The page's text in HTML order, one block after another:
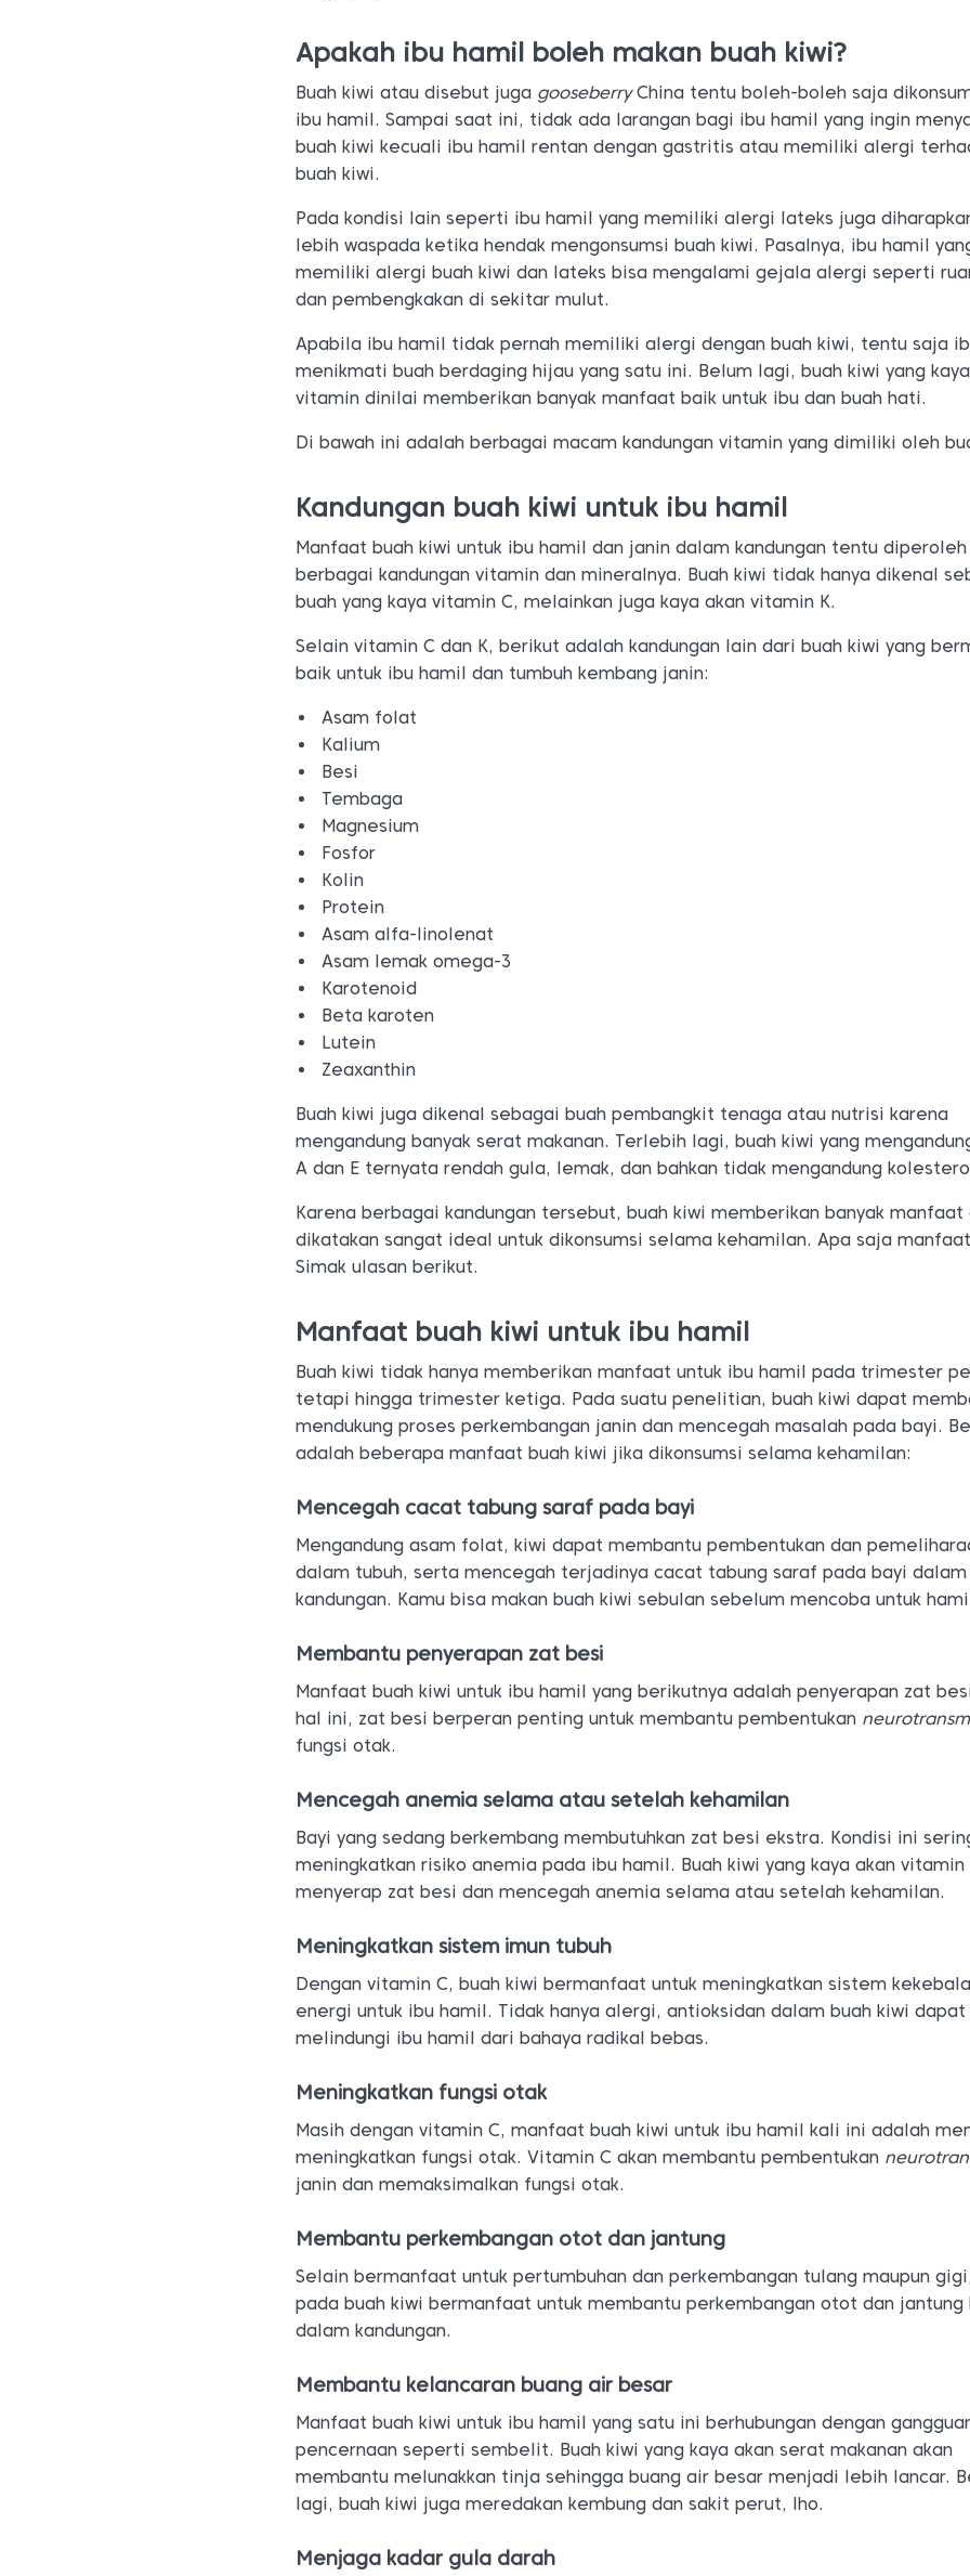
Apakah ibu hamil boleh makan buah kiwi?
Buah kiwi atau disebut juga gooseberryChina tentu boleh-boleh saja
ibu hamil. Sampai saat ini, tidak ada larangan bagi ibu hamil yang ingin
buah kiwi kecuali ibu hamil rentan dengan gastritis atau memiliki alergi
buah kiwi.
Pada kondisi lain seperti ibu hamil yang memiliki alergi lateks juga
lebih waspada ketika hendak mengonsumsi buah kiwi. Pasalnya, ibu hamil
memiliki alergi buah kiwi dan lateks bisa mengalami gejala alergi seperti
dan pembengkakan di sekitar mulut.
Apabila ibu hamil tidak pernah memiliki alergi dengan buah kiwi, tentu saja
menikmati buah berdaging hijau yang satu ini. Belum lagi, buah kiwi yang
vitamin dinilai memberikan banyak manfaat baik untuk ibu dan buah hati.
Di bawah ini adalah berbagai macam kandungan vitamin yang dimiliki oleh
Kandungan buah kiwi untuk ibu hamil
Manfaat buah kiwi untuk ibu hamil dan janin dalam kandungan tentu
berbagai kandungan vitamin dan mineralnya. Buah kiwi tidak hanya dikenal
buah yang kaya vitamin C, melainkan juga kaya akan vitamin K.
Selain vitamin C dan K, berikut adalah kandungan lain dari buah kiwi yang
baik untuk ibu hamil dan tumbuh kembang janin:
Asam folat
Kalium
Besi
Tembaga
Magnesium
Fosfor
Kolin
Protein
Asam alfa-linolenat
Asam lemak omega-3
Karotenoid
Beta karoten
Lutein
Zeaxanthin
Buah kiwi juga dikenal sebagai buah pembangkit tenaga atau nutrisi karena
mengandung banyak serat makanan. Terlebih lagi, buah kiwi yang
A dan E ternyata rendah gula, lemak, dan bahkan tidak mengandung
Karena berbagai kandungan tersebut, buah kiwi memberikan banyak manfaat
dikatakan sangat ideal untuk dikonsumsi selama kehamilan. Apa saja
Simak ulasan berikut.
Manfaat buah kiwi untuk ibu hamil
Buah kiwi tidak hanya memberikan manfaat untuk ibu hamil pada trimester
tetapi hingga trimester ketiga. Pada suatu penelitian, buah kiwi dapat
mendukung proses perkembangan janin dan mencegah masalah pada bayi.
adalah beberapa manfaat buah kiwi jika dikonsumsi selama kehamilan:
Mencegah cacat tabung saraf pada bayi
Mengandung asam folat, kiwi dapat membantu pembentukan dan
dalam tubuh, serta mencegah terjadinya cacat tabung saraf pada bayi dalam
kandungan. Kamu bisa makan buah kiwi sebulan sebelum mencoba untuk
Membantu penyerapan zat besi
Manfaat buah kiwi untuk ibu hamil yang berikutnya adalah penyerapan zat
hal ini, zat besi berperan penting untuk membantu pembentukan
fungsi otak.
Mencegah anemia selama atau setelah kehamilan
Bayi yang sedang berkembang membutuhkan zat besi ekstra. Kondisi ini
meningkatkan risiko anemia pada ibu hamil. Buah kiwi yang kaya akan vitamin
menyerap zat besi dan mencegah anemia selama atau setelah kehamilan.
Meningkatkan sistem imun tubuh
Dengan vitamin C, buah kiwi bermanfaat untuk meningkatkan sistem
energi untuk ibu hamil. Tidak hanya alergi, antioksidan dalam buah kiwi dapat
melindungi ibu hamil dari bahaya radikal bebas.
Meningkatkan fungsi otak
Masih dengan vitamin C, manfaat buah kiwi untuk ibu hamil kali ini adalah
meningkatkan fungsi otak. Vitamin C akan membantu pembentukan
janin dan memaksimalkan fungsi otak.
Membantu perkembangan otot dan jantung
Selain bermanfaat untuk pertumbuhan dan perkembangan tulang maupun
pada buah kiwi bermanfaat untuk membantu perkembangan otot dan jantung
dalam kandungan.
Membantu kelancaran buang air besar
Manfaat buah kiwi untuk ibu hamil yang satu ini berhubungan dengan
pencernaan seperti sembelit. Buah kiwi yang kaya akan serat makanan akan
membantu melunakkan tinja sehingga buang air besar menjadi lebih lancar.
lagi, buah kiwi juga meredakan kembung dan sakit perut, lho.
Menjaga kadar gula darah